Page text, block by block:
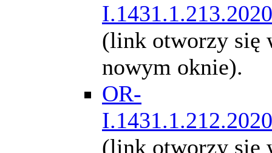
I.1431.1.213.2020
(link otworzy się
nowym oknie).
OR-
I.1431.1.212.2020
(link otworzy się